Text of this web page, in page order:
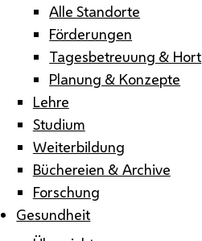
Alle Standorte
Förderungen
Tagesbetreuung & Hort
Planung & Konzepte
Lehre
Studium
Weiterbildung
Büchereien & Archive
Forschung
Gesundheit